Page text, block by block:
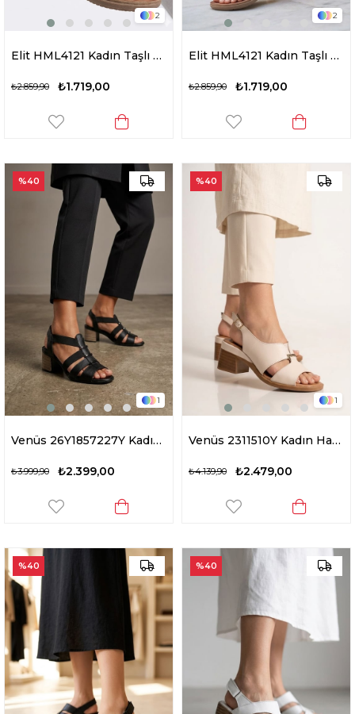
2
Elit HML4121 Kadın Taşlı Düz Sandalet Gümüş
₺1.719,00
₺2.859,90
2
Elit HML4121 Kadın Taşlı Düz Sandalet Altın
₺1.719,00
₺2.859,90
1
Venüs 26Y1857227Y Kadın Hakiki Deri Topuklu Sandalet Siyah
₺2.399,00
₺3.999,90
%40
1
Venüs 2311510Y Kadın Hakiki Deri Topuklu Sandalet Bej
₺2.479,00
₺4.139,90
%40
%40 %40